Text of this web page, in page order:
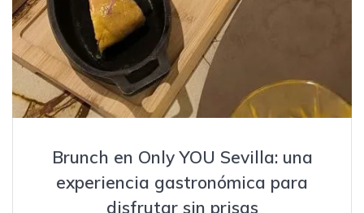
Brunch en Only YOU Sevilla: una
experiencia gastronómica para
disfrutar sin prisas